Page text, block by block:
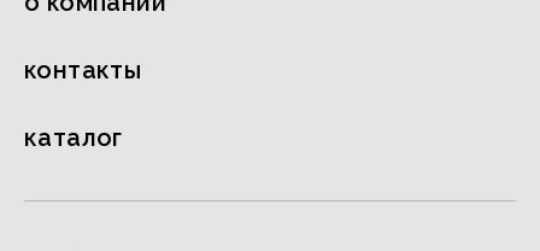
контакты
каталог